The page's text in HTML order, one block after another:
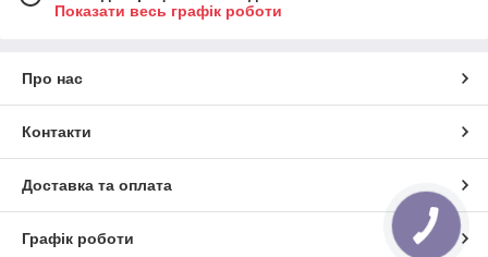
Показати весь графік роботи
Про нас
Контакти
Доставка та оплата
Графік роботи